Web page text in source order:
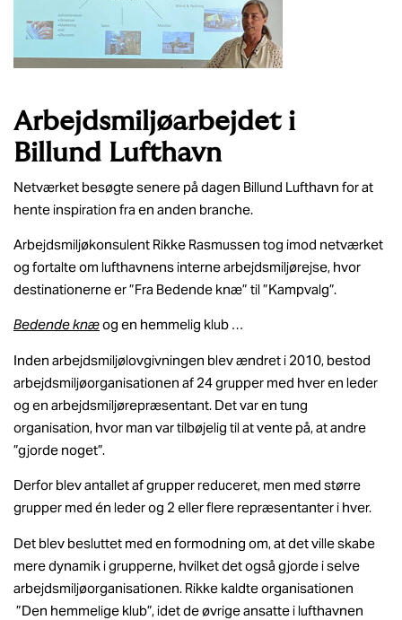
Arbejdsmiljøarbejdet i
Billund Lufthavn
Netværket besøgte senere på dagen Billund Lufthavn for at
hente inspiration fra en anden branche.
Arbejdsmiljøkonsulent Rikke Rasmussen tog imod netværket
og fortalte om lufthavnens interne arbejdsmiljørejse, hvor
destinationerne er ”Fra Bedende knæ” til ”Kampvalg”.
Bedende knæog en hemmelig klub …
Inden arbejdsmiljølovgivningen blev ændret i 2010, bestod
arbejdsmiljøorganisationen af 24 grupper med hver en leder
og en arbejdsmiljørepræsentant. Det var en tung
organisation, hvor man var tilbøjelig til at vente på, at andre
”gjorde noget”.
Derfor blev antallet af grupper reduceret, men med større
grupper med én leder og 2 eller flere repræsentanter i hver.
Det blev besluttet med en formodning om, at det ville skabe
mere dynamik i grupperne, hvilket det også gjorde i selve
arbejdsmiljøorganisationen. Rikke kaldte organisationen
”Den hemmelige klub”, idet de øvrige ansatte i lufthavnen